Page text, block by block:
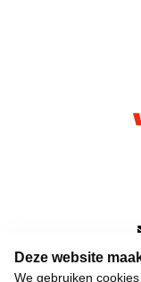
Deze website
We gebruiken